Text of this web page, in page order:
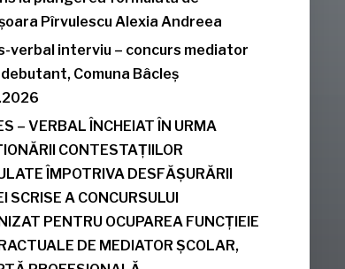
Pîrvulescu Alexia Andreea
verbal interviu – concurs mediator
Comuna Bâcleș
– VERBAL ÎNCHEIAT ÎN URMA
CONTESTAȚIILOR
ÎMPOTRIVA DESFĂȘURĂRII
SCRISE A CONCURSULUI
PENTRU OCUPAREA FUNCȚIEIE
DE MEDIATOR ȘCOLAR,